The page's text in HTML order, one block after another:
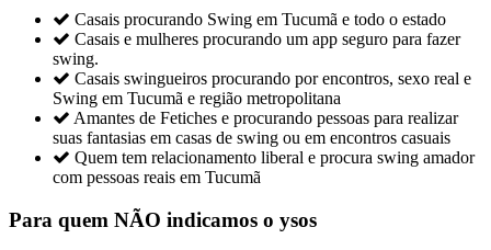
 Casais procurando Swing em Tucumã e todo o estado
 Casais e mulheres procurando um app seguro para fazer
swing.
 Casais swingueiros procurando por encontros, sexo real e
Swing em Tucumã e região metropolitana
 Amantes de Fetiches e procurando pessoas para realizar
suas fantasias em casas de swing ou em encontros casuais
 Quem tem relacionamento liberal e procura swing amador
com pessoas reais em Tucumã
Para quem NÃO indicamos o ysos